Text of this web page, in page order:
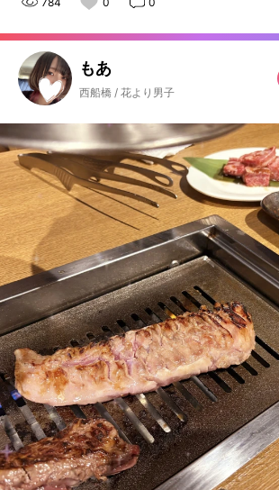
もあ
西船橋 / 花より男子